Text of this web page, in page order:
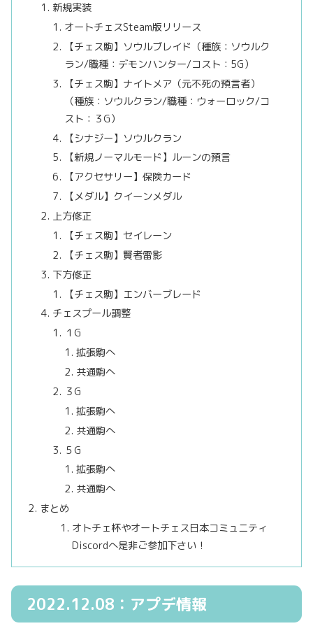
新規実装
オートチェスSteam版リリース
【チェス駒】ソウルブレイド（種族：ソウルク
ラン/職種：デモンハンター/コスト：5G）
【チェス駒】ナイトメア（元不死の預言者）
（種族：ソウルクラン/職種：ウォーロック/コ
スト：３G）
【シナジー】ソウルクラン
【新規ノーマルモード】ルーンの預言
【アクセサリー】保険カード
【メダル】クイーンメダル
上方修正
【チェス駒】セイレーン
【チェス駒】賢者雷影
下方修正
【チェス駒】エンバーブレード
チェスプール調整
１G
拡張駒へ
共通駒へ
３G
拡張駒へ
共通駒へ
５G
拡張駒へ
共通駒へ
まとめ
オトチェ杯やオートチェス日本コミュニティ
Discordへ是非ご参加下さい！
2022.12.08：アプデ情報